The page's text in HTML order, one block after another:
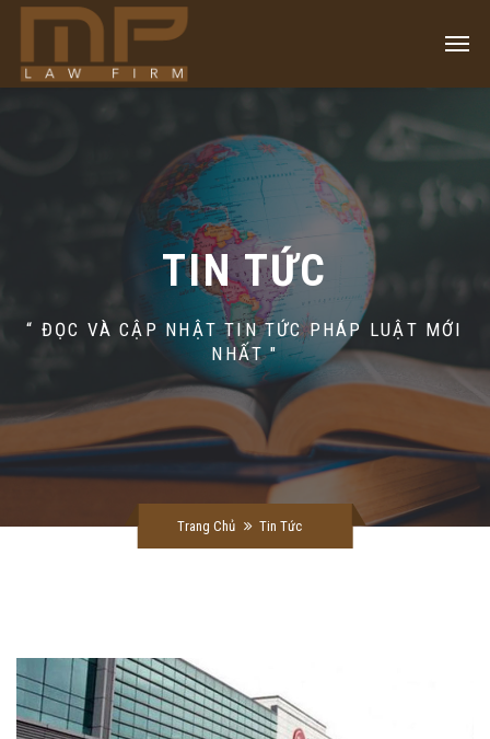
TIN TỨC
“ ĐỌC VÀ CẬP NHẬT TIN TỨC PHÁP LUẬT MỚI
NHẤT "
Trang Chủ Tin Tức